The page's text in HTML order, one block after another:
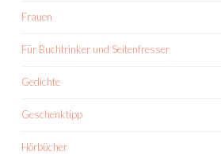
Frauen
Für Buchtrinker und Seitenfresser
Gedichte
Geschenktipp
Hörbücher